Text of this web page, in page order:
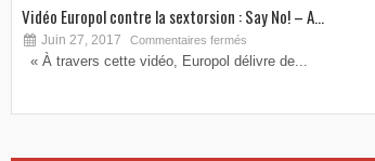
Vidéo Europol contre la sextorsion : Say No! – A...
Juin 27, 2017 Commentaires fermés
« À travers cette vidéo, Europol délivre de...